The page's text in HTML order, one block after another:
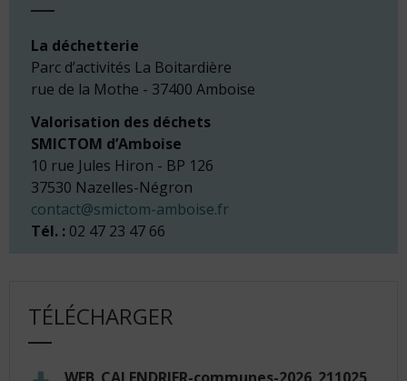
La déchetterie
Parc d’activités La Boitardière
rue de la Mothe - 37400 Amboise
Valorisation des déchets
SMICTOM d’Amboise
10 rue Jules Hiron - BP 126
37530 Nazelles-Négron
contact@smictom-amboise.fr
Tél. : 02 47 23 47 66
TÉLÉCHARGER